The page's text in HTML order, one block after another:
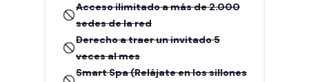
Acceso ilimitado a más de 2.000
sedes de la red
Derecho a traer un invitado 5
veces al mes
Smart Spa (Relájate en los sillones